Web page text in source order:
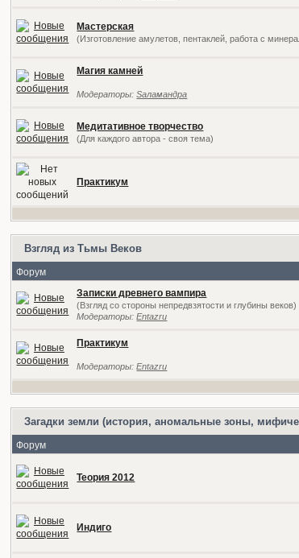
Мастерская
(Изготовление амулетов, пентаклей, работа с
Магия камней
Модераторы:Sаламандра
Медитативное творчество
(Для каждого автора - своя тема)
Практикум
Взгляд из Тьмы Веков
Форум
Записки древнего вампира
(Взгляд со стороны непредвзятости и глубины веков)
Модераторы:Entazru
Практикум
Модераторы:Entazru
Загадки земли (история, аномальные зоны,
Форум
Теория 2012
Индиго